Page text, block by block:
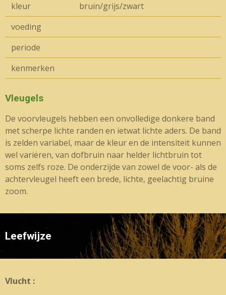
kleur
bruin/grijs/zwart
voeding
periode
kenmerken
Vleugels
De voorvleugels hebben een onvolledige donkere band
met scherpe lichte randen en ietwat lichte aders. De band
is zelden variabel, maar de kleur en de intensiteit kunnen
wel variëren, van dofbruin naar helder lichtbruin tot
soms zelfs roze. De onderzijde van zowel de voor- als de
achtervleugel heeft een brede, lichte, geelachtig bruine
zoom.
Leefwijze
Vlucht :